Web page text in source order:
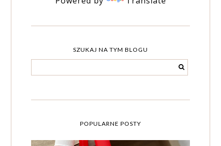
SZUKAJ NA TYM BLOGU
POPULARNE POSTY